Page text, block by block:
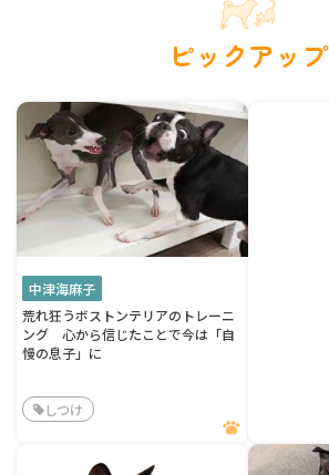
ピックアップ
中津海麻子
荒れ狂うボストンテリアのトレーニ
ング 心から信じたことで今は「自
慢の息子」に
しつけ